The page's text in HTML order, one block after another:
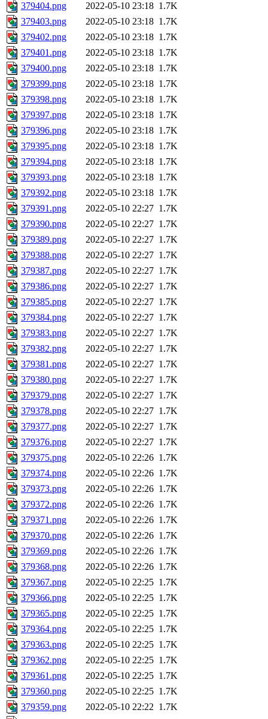
379404.png
2022-05-10 23:18 1.7K
379403.png
2022-05-10 23:18 1.7K
379402.png
2022-05-10 23:18 1.7K
379401.png
2022-05-10 23:18 1.7K
379400.png
2022-05-10 23:18 1.7K
379399.png
2022-05-10 23:18 1.7K
379398.png
2022-05-10 23:18 1.7K
379397.png
2022-05-10 23:18 1.7K
379396.png
2022-05-10 23:18 1.7K
379395.png
2022-05-10 23:18 1.7K
379394.png
2022-05-10 23:18 1.7K
379393.png
2022-05-10 23:18 1.7K
379392.png
2022-05-10 23:18 1.7K
379391.png
2022-05-10 22:27 1.7K
379390.png
2022-05-10 22:27 1.7K
379389.png
2022-05-10 22:27 1.7K
379388.png
2022-05-10 22:27 1.7K
379387.png
2022-05-10 22:27 1.7K
379386.png
2022-05-10 22:27 1.7K
379385.png
2022-05-10 22:27 1.7K
379384.png
2022-05-10 22:27 1.7K
379383.png
2022-05-10 22:27 1.7K
379382.png
2022-05-10 22:27 1.7K
379381.png
2022-05-10 22:27 1.7K
379380.png
2022-05-10 22:27 1.7K
379379.png
2022-05-10 22:27 1.7K
379378.png
2022-05-10 22:27 1.7K
379377.png
2022-05-10 22:27 1.7K
379376.png
2022-05-10 22:27 1.7K
379375.png
2022-05-10 22:26 1.7K
379374.png
2022-05-10 22:26 1.7K
379373.png
2022-05-10 22:26 1.7K
379372.png
2022-05-10 22:26 1.7K
379371.png
2022-05-10 22:26 1.7K
379370.png
2022-05-10 22:26 1.7K
379369.png
2022-05-10 22:26 1.7K
379368.png
2022-05-10 22:26 1.7K
379367.png
2022-05-10 22:25 1.7K
379366.png
2022-05-10 22:25 1.7K
379365.png
2022-05-10 22:25 1.7K
379364.png
2022-05-10 22:25 1.7K
379363.png
2022-05-10 22:25 1.7K
379362.png
2022-05-10 22:25 1.7K
379361.png
2022-05-10 22:25 1.7K
379360.png
2022-05-10 22:25 1.7K
379359.png
2022-05-10 22:22 1.7K